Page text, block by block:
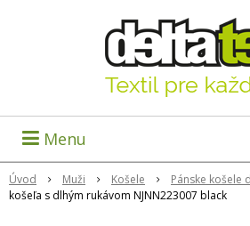
Menu
Úvod Muži Košele Pánske košele
košeľa s dlhým rukávom NJNN223007 black